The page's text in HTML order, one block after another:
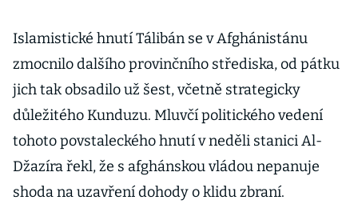
Islamistické hnutí Tálibán se v Afghánistánu
zmocnilo dalšího provinčního střediska, od pátku
jich tak obsadilo už šest, včetně strategicky
důležitého Kunduzu. Mluvčí politického vedení
tohoto povstaleckého hnutí v neděli stanici Al-
Džazíra řekl, že s afghánskou vládou nepanuje
shoda na uzavření dohody o klidu zbraní.